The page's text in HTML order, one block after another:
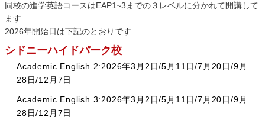
同校の進学英語コースはEAP1~3までの３レベルに分かれて開講して
ます
2026年開始日は下記のとおりです
シドニーハイドパーク校
Academic English 2:2026年3月2日/5月11日/7月20日/9月
28日/12月7日
Academic English 3:2026年3月2日/5月11日/7月20日/9月
28日/12月7日